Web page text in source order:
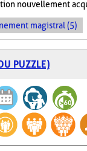
nouvellement
magistral (5)
PUZZLE)